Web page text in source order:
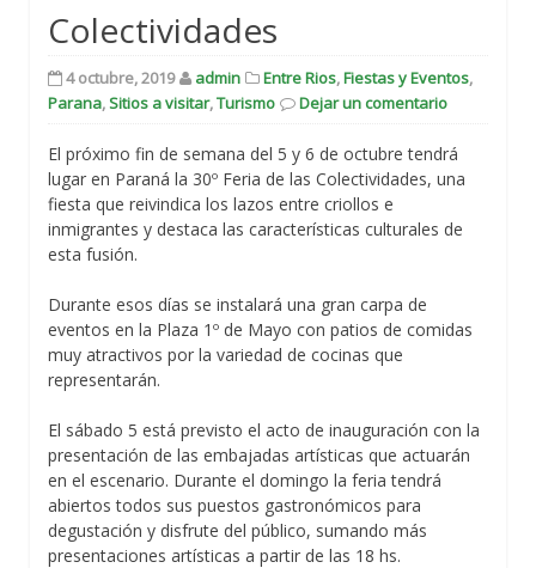
Colectividades
4 octubre, 2019 admin Entre Rios,Fiestas y Eventos,
Parana,Sitios a visitar,Turismo Dejar un comentario
El próximo fin de semana del 5 y 6 de octubre tendrá
lugar en Paraná la 30º Feria de las Colectividades, una
fiesta que reivindica los lazos entre criollos e
inmigrantes y destaca las características culturales de
esta fusión.
Durante esos días se instalará una gran carpa de
eventos en la Plaza 1º de Mayo con patios de comidas
muy atractivos por la variedad de cocinas que
representarán.
El sábado 5 está previsto el acto de inauguración con la
presentación de las embajadas artísticas que actuarán
en el escenario. Durante el domingo la feria tendrá
abiertos todos sus puestos gastronómicos para
degustación y disfrute del público, sumando más
presentaciones artísticas a partir de las 18 hs.